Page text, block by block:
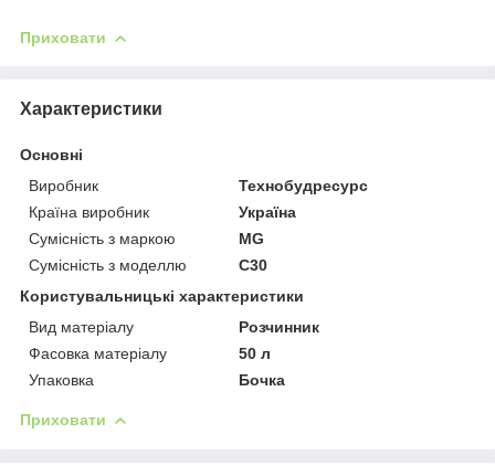
Приховати
Характеристики
Основні
Виробник
Технобудресурс
Країна виробник
Україна
Сумісність з маркою
MG
Сумісність з моделлю
C30
Користувальницькі характеристики
Вид матеріалу
Розчинник
Фасовка матеріалу
50 л
Упаковка
Бочка
Приховати